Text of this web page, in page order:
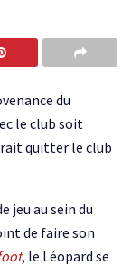
du
le club soit
quitter le club
jeu au sein du
de faire son
, le Léopard se